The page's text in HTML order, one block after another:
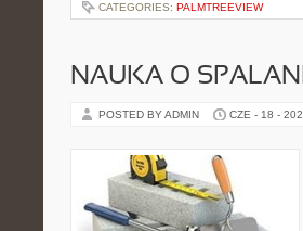
CATEGORIES: PALMTREEVIEW
NAUKA O
POSTED BY ADMIN CZE - 18 -